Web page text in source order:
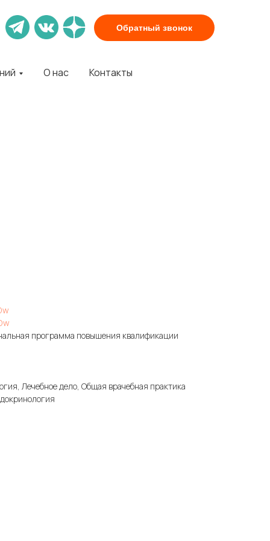
Обратный звонок
О нас Контакты
программа повышения квалификации
Лечебное дело, Общая врачебная практика